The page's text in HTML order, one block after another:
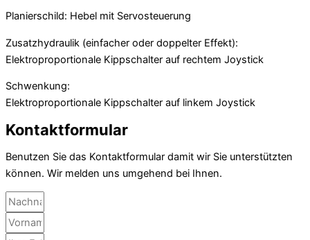
Planierschild: Hebel mit Servosteuerung
Zusatzhydraulik (einfacher oder doppelter Effekt):
Elektroproportionale Kippschalter auf rechtem Joystick
Schwenkung:
Elektroproportionale Kippschalter auf linkem Joystick
Kontaktformular
Benutzen Sie das Kontaktformular damit wir Sie unterstützten
können. Wir melden uns umgehend bei Ihnen.